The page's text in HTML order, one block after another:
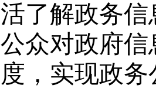
活了解政务
公众对政府
度 ， 实现政